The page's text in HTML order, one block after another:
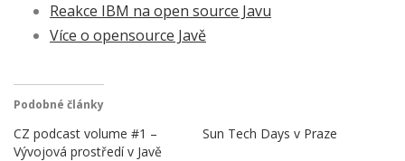
Reakce IBM na open source Javu
Více o opensource Javě
Podobné články
CZ podcast volume #1 –
Vývojová prostředí v Javě
Sun Tech Days v Praze